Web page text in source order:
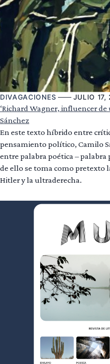
DIVAGACIONES JULIO 17,
‘Richard Wagner, influencer
Sánchez
En este texto híbrido entre
pensamiento político, Camilo
entre palabra poética – palabra
de ello se toma como pretexto
Hitler y la ultraderecha.